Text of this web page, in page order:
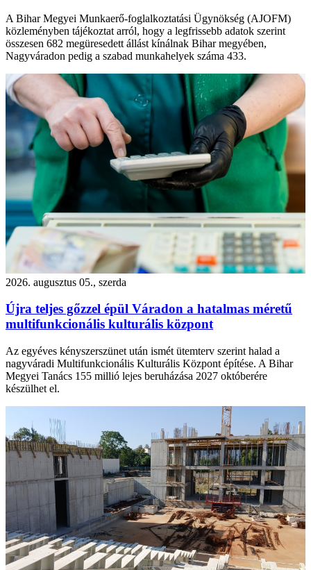
A Bihar Megyei Munkaerő-foglalkoztatási Ügynökség (AJOFM)
közleményben tájékoztat arról, hogy a legfrissebb adatok szerint
összesen 682 megüresedett állást kínálnak Bihar megyében,
Nagyváradon pedig a szabad munkahelyek száma 433.
2026. augusztus 05., szerda
Újra teljes gőzzel épül Váradon a hatalmas méretű
multifunkcionális kulturális központ
Az egyéves kényszerszünet után ismét ütemterv szerint halad a
nagyváradi Multifunkcionális Kulturális Központ építése. A Bihar
Megyei Tanács 155 millió lejes beruházása 2027 októberére
készülhet el.